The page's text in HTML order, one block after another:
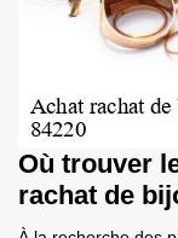
Où trouver
rachat de